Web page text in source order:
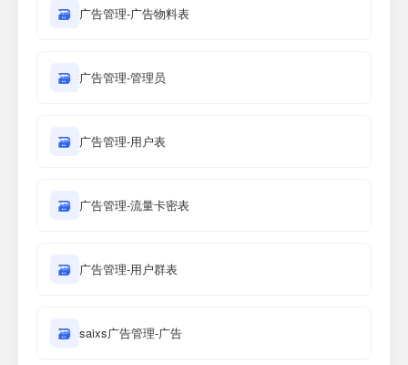
🗃 广告管理-广告物料表
🗃 广告管理-管理员
🗃 广告管理-用户表
🗃 广告管理-流量卡密表
🗃 广告管理-用户群表
🗃 saixs广告管理-广告